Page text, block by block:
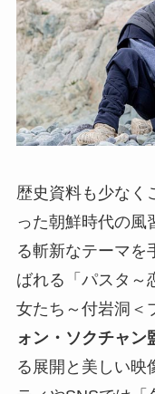
歴史資料も少なく
った朝鮮時代の風
る斬新なテーマを
ばれる「パスタ～
女たち～付岩洞＜
ォン・ソクチャン
る展開と美しい映